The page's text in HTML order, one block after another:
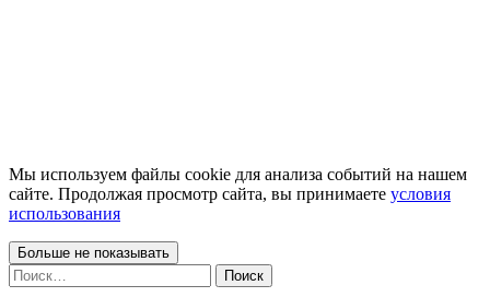
Мы используем файлы cookie для анализа событий на нашем
сайте. Продолжая просмотр сайта, вы принимаете условия
использования
Больше не показывать
Найти: